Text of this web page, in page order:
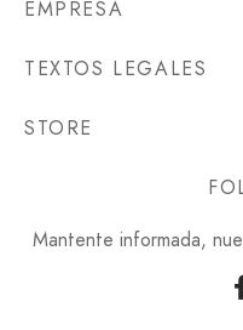
EMPRESA
TEXTOS LEGALES
STORE
Mantente informada,